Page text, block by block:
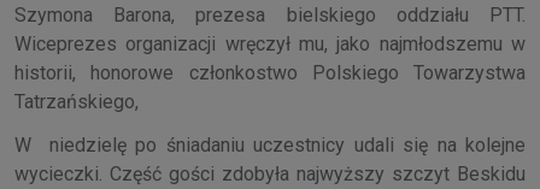
Szymona Barona, prezesa bielskiego oddziału PTT.
Wiceprezes organizacji wręczył mu, jako najmłodszemu w
historii, honorowe członkostwo Polskiego Towarzystwa
Tatrzańskiego,
W niedzielę po śniadaniu uczestnicy udali się na kolejne
wycieczki. Część gości zdobyła najwyższy szczyt Beskidu